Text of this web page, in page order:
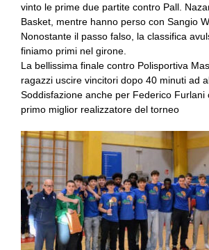
vinto le prime due partite contro Pall.
Basket, mentre hanno perso con Sangio
Nonostante il passo falso, la classifica
finiamo primi nel girone.
La bellissima finale contro Polisportiva
ragazzi uscire vincitori dopo 40 minuti ad
Soddisfazione anche per Federico Furlani
primo miglior realizzatore del torneo